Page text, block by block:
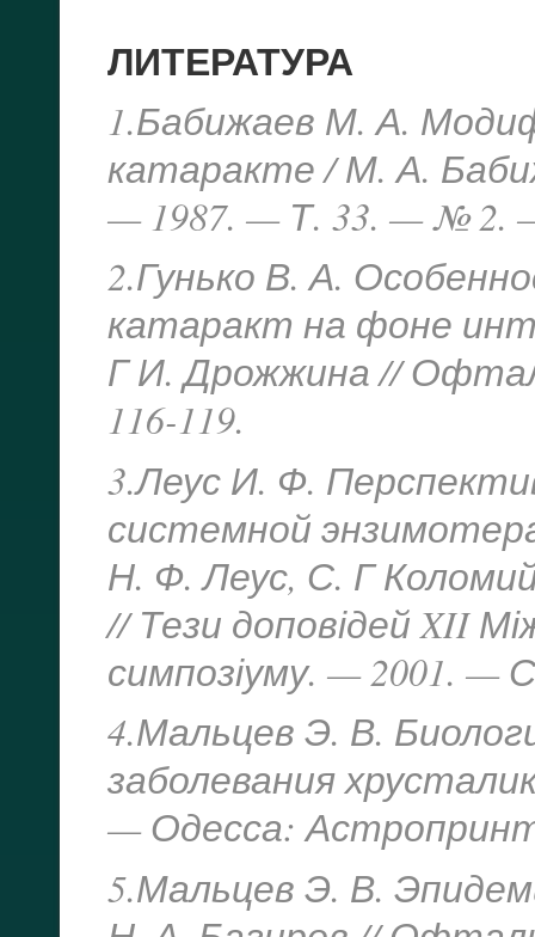
ЛИТЕРАТУРА
1.Бабижаев М. А.
катаракте / М. А.
— 1987. — Т. 33. — № 2.
2.Гунько В. А.
катаракт на фоне
Г И. Дрожжина //
116-119.
3.Леус И. Ф.
системной
Н. Ф. Леус, С. Г
// Тези доповідей XII
симпозіуму. — 2001. —
4.Мальцев Э. В.
заболевания
— Одесса:
5.Мальцев Э. В.